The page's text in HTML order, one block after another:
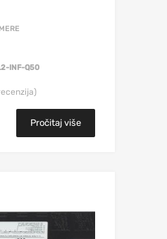
INF-Q50
Pročitaj više